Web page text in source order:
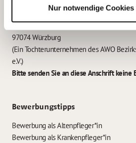
Nur notwendige
Garitz Bewirtschaftungsbetriebe GmbH
Kantstraße 45a
97074 Würzburg
(Ein Tochterunternehmen des AWO
e.V.)
Bitte senden Sie an diese Anschrift keine
Bewerbungstipps
Bewerbung als Altenpfleger*in
Bewerbung als Krankenpfleger*in